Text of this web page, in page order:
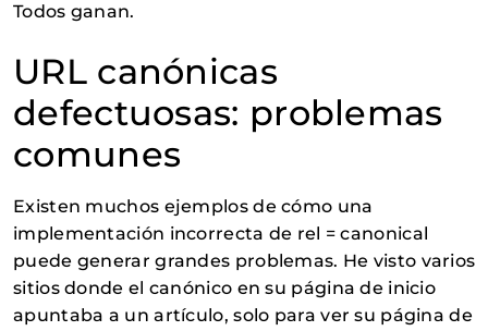
Todos ganan.
URL canónicas
defectuosas: problemas
comunes
Existen muchos ejemplos de cómo una
implementación incorrecta de rel = canonical
puede generar grandes problemas. He visto varios
sitios donde el canónico en su página de inicio
apuntaba a un artículo, solo para ver su página de